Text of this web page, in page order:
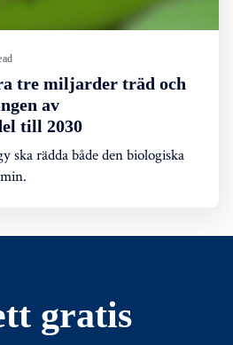
tre miljarder träd och
av
till 2030
ska rädda både den biologiska
gratis